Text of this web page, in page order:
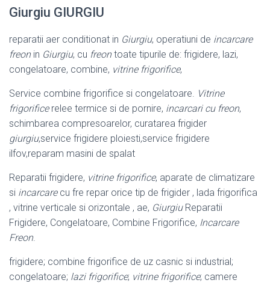
Giurgiu GIURGIU
reparatii aer conditionat in Giurgiu, operatiuni de incarcare
freonin Giurgiu, cu freontoate tipurile de: frigidere, lazi,
congelatoare, combine, vitrine frigorifice,
Service combine frigorifice si congelatoare. Vitrine
frigorificerelee termice si de pornire, incarcari cu freon,
schimbarea compresoarelor, curatarea frigider
giurgiu,service frigidere ploiesti,service frigidere
ilfov,reparam masini de spalat
Reparatii frigidere, vitrine frigorifice, aparate de climatizare
si incarcarecu fre repar orice tip de frigider , lada frigorifica
, vitrine verticale si orizontale , ae, GiurgiuReparatii
Frigidere, Congelatoare, Combine Frigorifice, Incarcare
Freon.
frigidere; combine frigorifice de uz casnic si industrial;
congelatoare; lazi frigorifice; vitrine frigorifice; camere